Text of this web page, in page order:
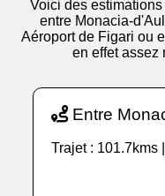
Voici des
entre Monacia-
Aéroport de Figari ou
en effet assez
Entre
Trajet : 101.7kms